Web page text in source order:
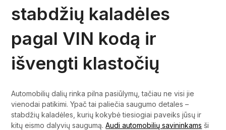
stabdžių kaladėles
pagal VIN kodą ir
išvengti klastočių
Automobilių dalių rinka pilna pasiūlymų, tačiau ne visi jie
vienodai patikimi. Ypač tai paliečia saugumo detales –
stabdžių kaladėles, kurių kokybė tiesiogiai paveiks jūsų ir
kitų eismo dalyvių saugumą.Audi automobilių savininkams ši